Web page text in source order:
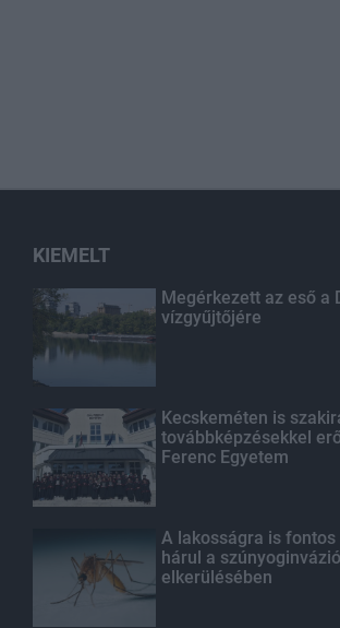
KIEMELT
Megérkezett az eső a
vízgyűjtőjére
Kecskeméten is
továbbképzésekkel
Ferenc Egyetem
A lakosságra is fontos
hárul a szúnyoginvázió
elkerülésében